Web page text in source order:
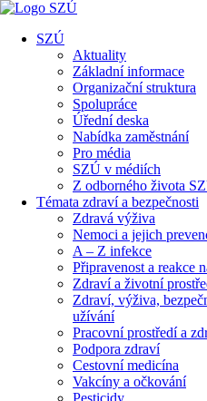
SZÚ
Aktuality
Základní informace
Organizační struktura
Spolupráce
Úřední deska
Nabídka zaměstnání
Pro média
SZÚ v médiích
Z odborného života
Témata zdraví a bezpečnosti
Zdravá výživa
Nemoci a jejich
A – Z infekce
Připravenost a reakce
Zdraví a životní
Zdraví, výživa,
užívání
Pracovní prostředí a
Podpora zdraví
Cestovní medicína
Vakcíny a očkování
Pesticidy